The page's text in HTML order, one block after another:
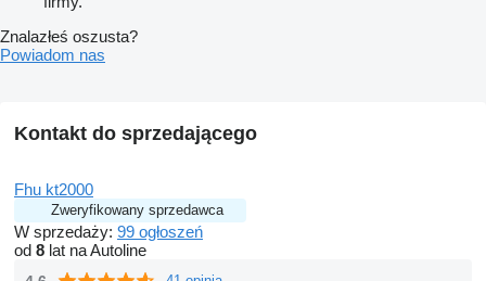
Znalazłeś oszusta?
Powiadom nas
Kontakt do sprzedającego
Fhu kt2000
Zweryfikowany sprzedawca
W sprzedaży: 99 ogłoszeń
od 8 lat na Autoline